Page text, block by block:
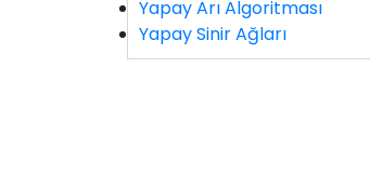
Yapay Arı Algoritması
Yapay Sinir Ağları